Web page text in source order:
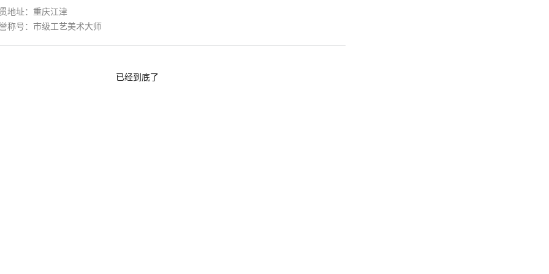
地址：重庆江津
称号：市级工艺美术大师
已经到底了